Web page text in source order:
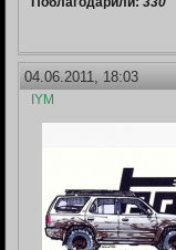
04.06.2011, 18:03
IYM